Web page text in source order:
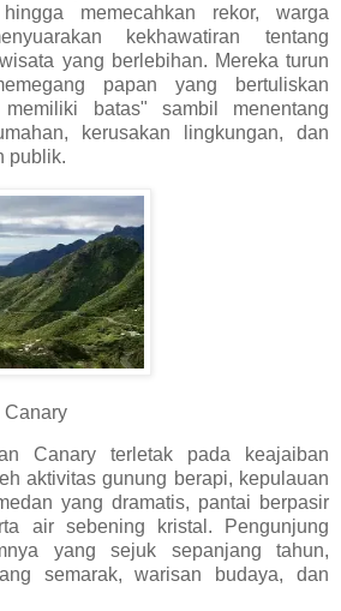
memecahkan rekor, warga
kekhawatiran tentang
yang berlebihan. Mereka turun
papan yang bertuliskan
batas" sambil menentang
kerusakan lingkungan, dan
publik.
Canary
Canary terletak pada keajaiban
aktivitas gunung berapi, kepulauan
yang dramatis, pantai berpasir
air sebening kristal. Pengunjung
yang sejuk sepanjang tahun,
semarak, warisan budaya, dan